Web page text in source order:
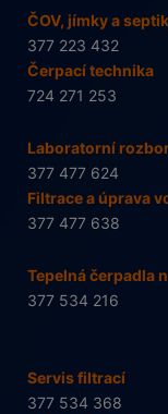
ČOV, jímky a
377 223 432
Čerpací technika
724 271 253
Laboratorní
377 477 624
Filtrace a úprava
377 477 638
Tepelná čerpadla
377 534 216
Servis filtrací
377 534 368